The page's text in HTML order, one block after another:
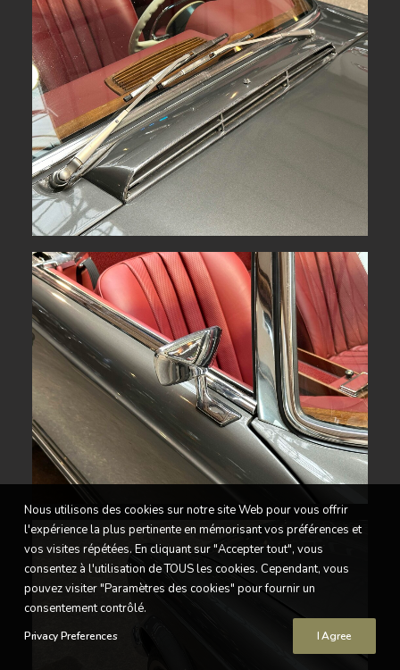
Nous utilisons des cookies sur notre site Web pour vous offrir
l'expérience la plus pertinente en mémorisant vos préférences et
vos visites répétées. En cliquant sur "Accepter tout", vous
consentez à l'utilisation de TOUS les cookies. Cependant, vous
pouvez visiter "Paramètres des cookies" pour fournir un
consentement contrôlé.
Privacy Preferences I Agree